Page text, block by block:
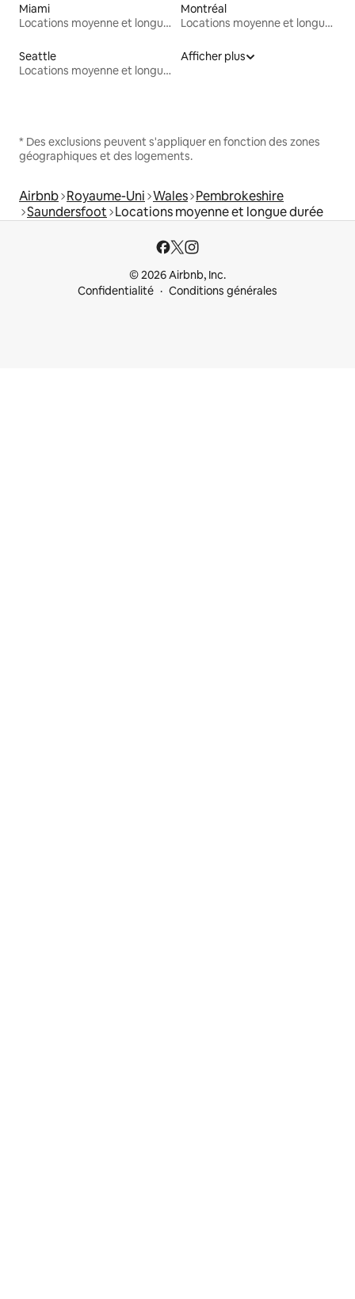
Miami
Locations moyenne et longue durée
Montréal
Locations moyenne et longue durée
Seattle
Locations moyenne et longue durée
Afficher plus
* Des exclusions peuvent s'appliquer en fonction des zones
géographiques et des logements.
Airbnb Royaume-Uni Wales Pembrokeshire
Saundersfoot Locations moyenne et longue durée
© 2026 Airbnb, Inc.
Confidentialité
Conditions générales